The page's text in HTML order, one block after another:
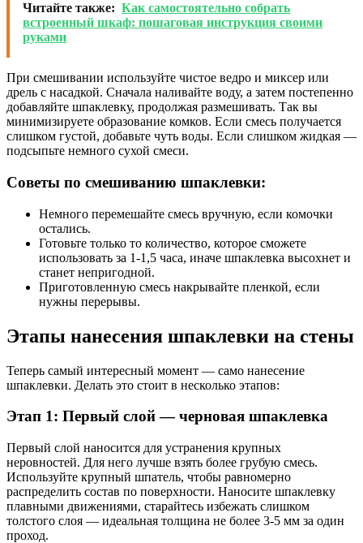
Читайте также: Как самостоятельно собрать
встроенный шкаф: пошаговая инструкция своими
руками
При смешивании используйте чистое ведро и миксер или
дрель с насадкой. Сначала наливайте воду, а затем постепенно
добавляйте шпаклевку, продолжая размешивать. Так вы
минимизируете образование комков. Если смесь получается
слишком густой, добавьте чуть воды. Если слишком жидкая —
подсыпьте немного сухой смеси.
Советы по смешиванию шпаклевки:
Немного перемешайте смесь вручную, если комочки
остались.
Готовьте только то количество, которое сможете
использовать за 1-1,5 часа, иначе шпаклевка высохнет и
станет непригодной.
Приготовленную смесь накрывайте пленкой, если
нужны перерывы.
Этапы нанесения шпаклевки на стены
Теперь самый интересный момент — само нанесение
шпаклевки. Делать это стоит в несколько этапов:
Этап 1: Первый слой — черновая шпаклевка
Первый слой наносится для устранения крупных
неровностей. Для него лучше взять более грубую смесь.
Используйте крупный шпатель, чтобы равномерно
распределить состав по поверхности. Наносите шпаклевку
плавными движениями, старайтесь избежать слишком
толстого слоя — идеальная толщина не более 3-5 мм за один
проход.